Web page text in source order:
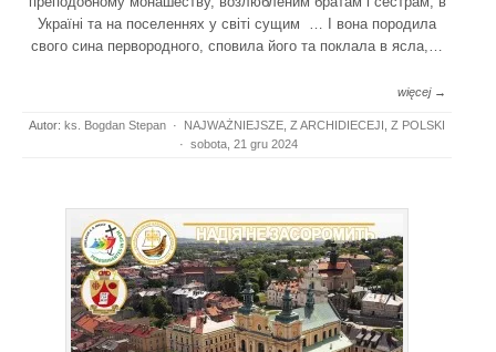
Україні та на поселеннях у світі сущим … І вона породила
свого сина первородного, сповила його та поклала в ясла,…
więcej →
Autor: ks. Bogdan Stepan · NAJWAŻNIEJSZE Z ARCHIDIECEJI Z POLSKI
· sobota, 21 gru 2024